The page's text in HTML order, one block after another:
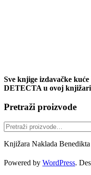
Sve knjige izdavačke
DETECTA u ovoj
Pretraži proizvode
Pretraži:
Knjižara Naklada
Powered by WordPress.